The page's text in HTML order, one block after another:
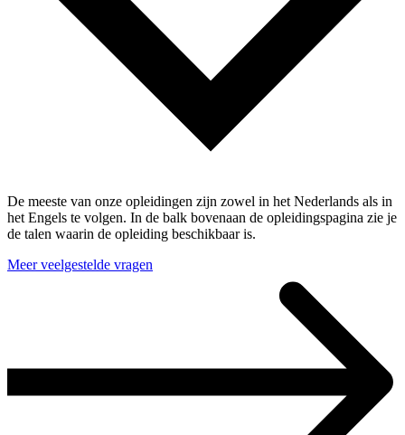
De meeste van onze opleidingen zijn zowel in het Nederlands als in
het Engels te volgen. In de balk bovenaan de opleidingspagina zie je
de talen waarin de opleiding beschikbaar is.
Meer veelgestelde vragen